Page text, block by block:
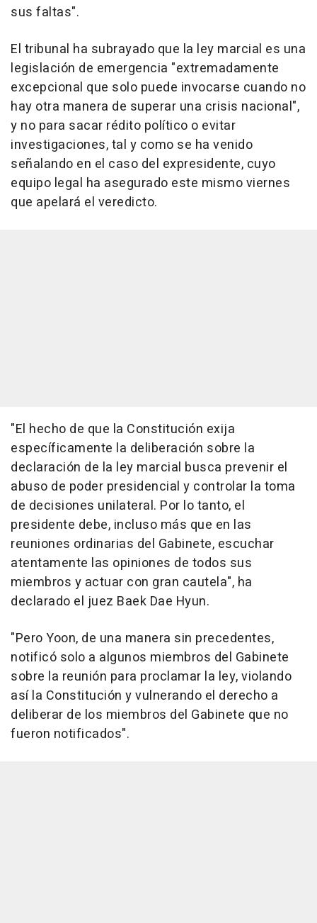
sus faltas".
El tribunal ha subrayado que la ley marcial es una
legislación de emergencia "extremadamente
excepcional que solo puede invocarse cuando no
hay otra manera de superar una crisis nacional",
y no para sacar rédito político o evitar
investigaciones, tal y como se ha venido
señalando en el caso del expresidente, cuyo
equipo legal ha asegurado este mismo viernes
que apelará el veredicto.
"El hecho de que la Constitución exija
específicamente la deliberación sobre la
declaración de la ley marcial busca prevenir el
abuso de poder presidencial y controlar la toma
de decisiones unilateral. Por lo tanto, el
presidente debe, incluso más que en las
reuniones ordinarias del Gabinete, escuchar
atentamente las opiniones de todos sus
miembros y actuar con gran cautela", ha
declarado el juez Baek Dae Hyun.
"Pero Yoon, de una manera sin precedentes,
notificó solo a algunos miembros del Gabinete
sobre la reunión para proclamar la ley, violando
así la Constitución y vulnerando el derecho a
deliberar de los miembros del Gabinete que no
fueron notificados".